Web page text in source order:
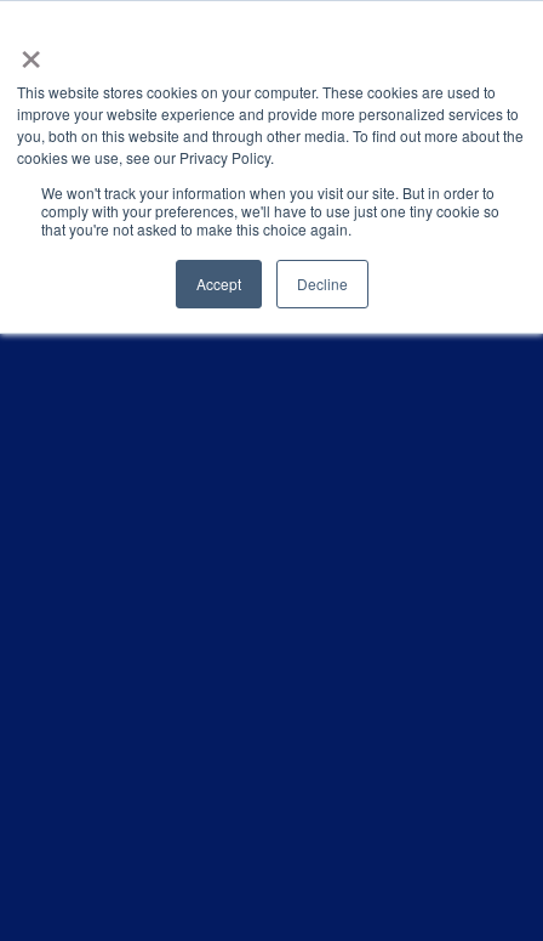
×
This website stores cookies on your computer. These cookies are used to
improve your website experience and provide more personalized services to
you, both on this website and through other media. To find out more about the
cookies we use, see our Privacy Policy.
We won't track your information when you visit our site. But in order to
comply with your preferences, we'll have to use just one tiny cookie so
that you're not asked to make this choice again.
Accept Decline
Latest News